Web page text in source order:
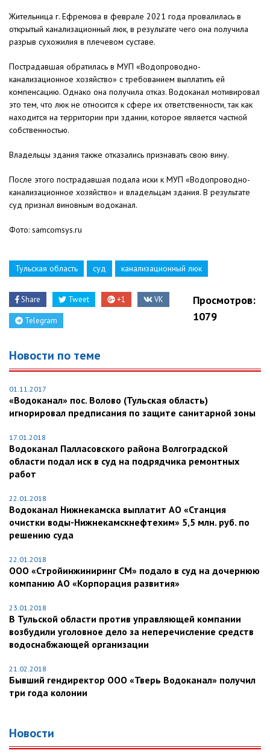
Жительница г. Ефремова в феврале 2021 года провалилась в
открытый канализационный люк, в результате чего она получила
разрыв сухожилия в плечевом суставе.
Пострадавшая обратилась в МУП «Водопроводно-
канализационное хозяйство» с требованием выплатить ей
компенсацию. Однако она получила отказ. Водоканал мотивировал
это тем, что люк не относится к сфере их ответственности, так как
находится на территории при здании, которое является частной
собственностью.
Владельцы здания также отказались признавать свою вину.
После этого пострадавшая подала иски к МУП «Водопроводно-
канализационное хозяйство» и владельцам здания. В результате
суд признал виновным водоканал.
Фото: samcomsys.ru
Тульская область суд канализационный люк
Share Tweet +1 VK
Telegram
Просмотров:
1079
Новости по теме
01.11.2017
«Водоканал» пос. Волово (Тульская область)
игнорировал предписания по защите санитарной зоны
17.01.2018
Водоканал Палласовского района Волгоградской
области подал иск в суд на подрядчика ремонтных
работ
22.01.2018
Водоканал Нижнекамска выплатит АО «Станция
очистки воды-Нижнекамскнефтехим» 5,5 млн. руб. по
решению суда
22.01.2018
ООО «Стройинжиниринг СМ» подало в суд на дочернюю
компанию АО «Корпорация развития»
23.01.2018
В Тульской области против управляющей компании
возбудили уголовное дело за неперечисление средств
водоснабжающей организации
21.02.2018
Бывший гендиректор ООО «Тверь Водоканал» получил
три года колонии
Новости